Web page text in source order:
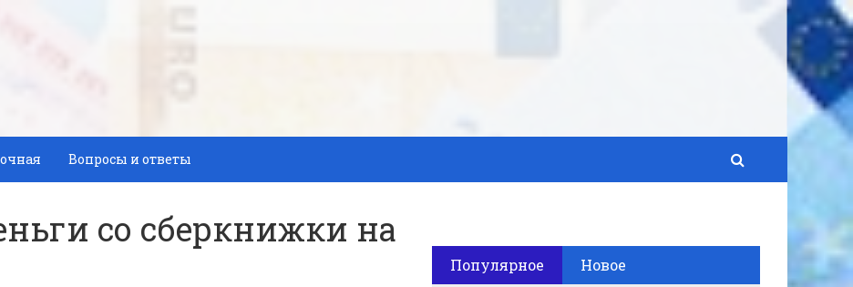
Вопросы и ответы
со сберкнижки на
Популярное Новое